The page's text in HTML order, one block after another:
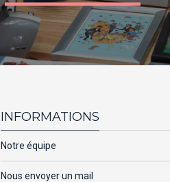
INFORMATIONS
Notre équipe
Nous envoyer un mail